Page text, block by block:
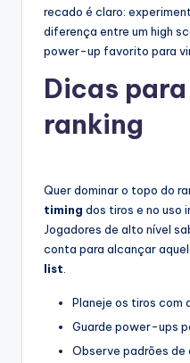
recado é claro:
diferença entre um high
power-up favorito para
Dicas
ranking
Quer dominar o topo do
timing dos tiros e no uso
Jogadores de alto nível
conta para alcançar
list
Planeje os tiros com
Guarde power-ups
Observe padrões de